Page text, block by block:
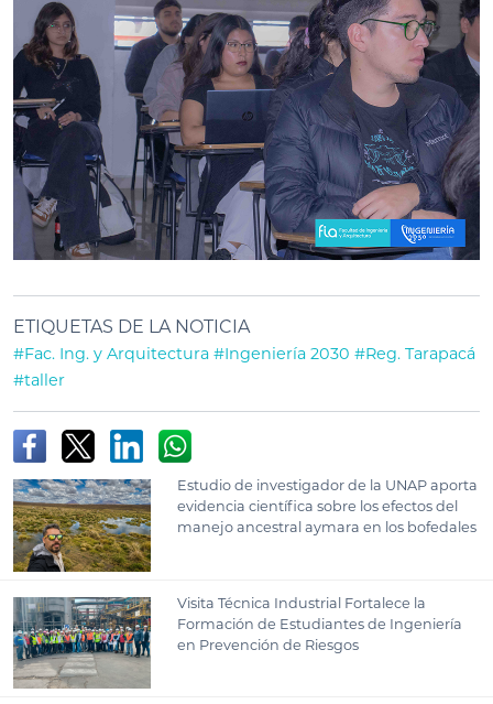
ETIQUETAS DE LA NOTICIA
#Fac. Ing. y Arquitectura #Ingeniería 2030 #Reg. Tarapacá
#taller
Estudio de investigador de la UNAP aporta
evidencia científica sobre los efectos del
manejo ancestral aymara en los bofedales
Visita Técnica Industrial Fortalece la
Formación de Estudiantes de Ingeniería
en Prevención de Riesgos